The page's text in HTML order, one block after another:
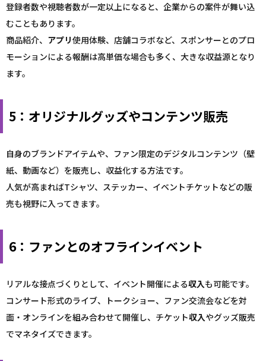
登録者数や視聴者数が一定以上になると、企業からの案件が舞い込
むこともあります。
商品紹介、 アプリ使用体験、店舗コラボなど、スポンサーとのプロ
モーションによる報酬は高単価な場合も多く、大きな収益源となり
ます。
5：オリジナルグッズやコンテンツ販売
自身のブランドアイテムや、ファン限定のデジタルコンテンツ（壁
紙、動画など）を販売し、収益化する方法です。
人気が高まればTシャツ、ステッカー、イベントチケットなどの販
売も視野に入ってきます。
6：ファンとのオフラインイベント
リアルな接点づくりとして、イベント開催による収入も可能です。
コンサート形式のライブ、トークショー、ファン交流会などを対
面・オンラインを組み合わせて開催し、チケット収入やグッズ販売
でマネタイズできます。